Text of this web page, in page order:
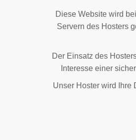
Diese Website wird
Servern des Hosters
Der Einsatz des
Interesse einer
Unser Hoster wird Ihre